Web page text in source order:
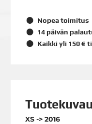
Nopea toimitus
14 päivän
Kaikki yli 150 €
XS -> 2016